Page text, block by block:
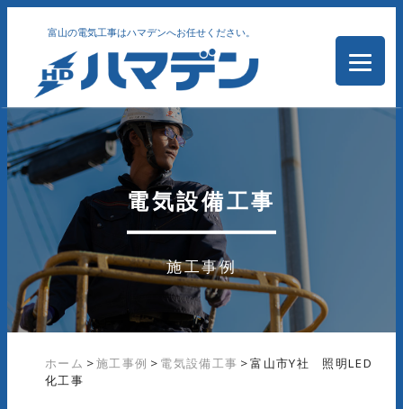
富山の電気工事はハマデンへお任せください。
電気設備工事
施工事例
ホーム >施工事例 > 電気設備工事 >富山市Y社 照明LED
化工事